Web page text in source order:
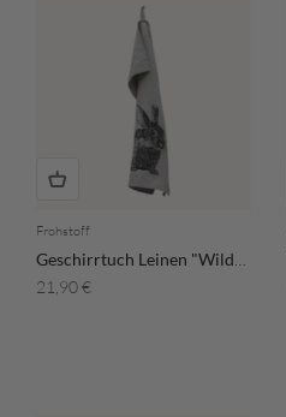
Frohstoff
Angebot
21,90 €